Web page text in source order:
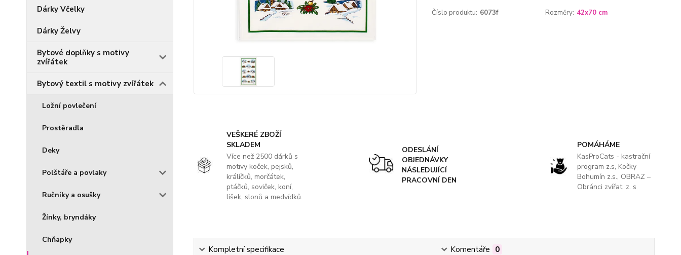
Dárky Včelky
Dárky Želvy
Bytové doplňky s motivy
zvířátek
Bytový textil s motivy zvířátek
Ložní povlečení
Prostěradla
Deky
Polštáře a povlaky
Ručníky a osušky
Žínky, bryndáky
Chňapky
Číslo produktu: 6073f Rozměry: 42x70 cm
VEŠKERÉ ZBOŽÍ
SKLADEM
Více než 2500 dárků s
motivy koček, pejsků,
králíčků, morčátek,
ptáčků, soviček, koní,
lišek, slonů a medvídků.
ODESLÁNÍ
OBJEDNÁVKY
NÁSLEDUJÍCÍ
PRACOVNÍ DEN
POMÁHÁME
KasProCats - kastrační
program z.s, Kočky
Bohumín z.s., OBRAZ –
Obránci zvířat, z. s
Kompletní specifikace Komentáře 0